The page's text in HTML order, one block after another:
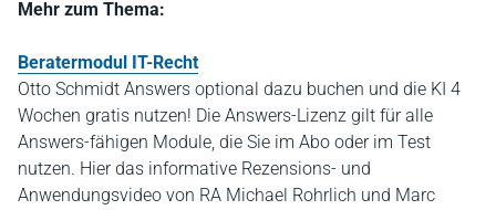
Mehr zum Thema:
Beratermodul IT-Recht
Otto Schmidt Answers optional dazu buchen und die KI 4
Wochen gratis nutzen! Die Answers-Lizenz gilt für alle
Answers-fähigen Module, die Sie im Abo oder im Test
nutzen. Hier das informative Rezensions- und
Anwendungsvideo von RA Michael Rohrlich und Marc